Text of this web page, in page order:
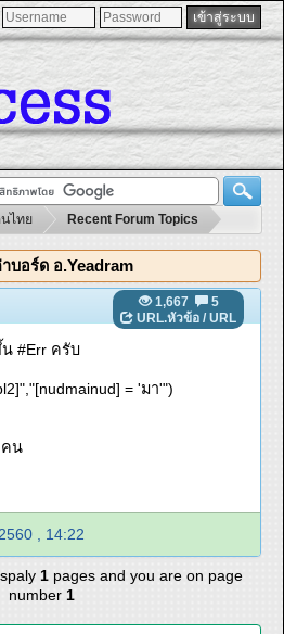
ไทย Recent Forum Topics
าบอร์ด อ.Yeadram
1,667
5
URL.หัวข้อ / URL
#Err ครับ
= 'มา'")
คน
, 14:22
1 pages and you are on page
number 1